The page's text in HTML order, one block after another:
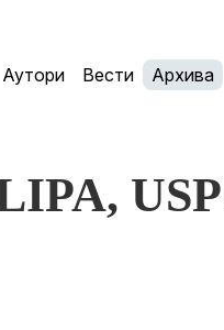
Аутори Вести Архива